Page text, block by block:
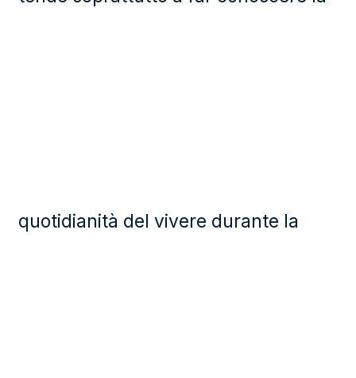
quotidianità del vivere durante la